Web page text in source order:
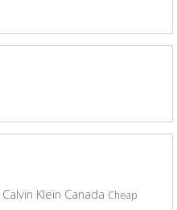
Calvin Klein Canada Cheap